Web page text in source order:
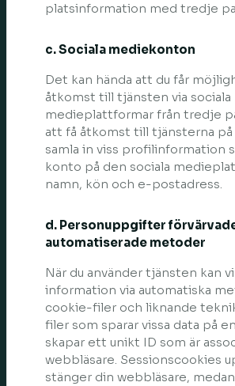
platsinformation med tredje
c. Sociala mediekonton
Det kan hända att du får
åtkomst till tjänsten via sociala
medieplattformar från tredje
att få åtkomst till tjänsterna
samla in viss profilinformation
konto på den sociala
namn, kön och e-postadress.
d. Personuppgifter
automatiserade metoder
När du använder tjänsten kan
information via automatiska
cookie-filer och liknande
filer som sparar vissa data på
skapar ett unikt ID som är
webbläsare. Sessionscookies
stänger din webbläsare,